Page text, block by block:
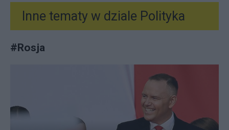
Inne tematy w dziale Polityka
#Rosja